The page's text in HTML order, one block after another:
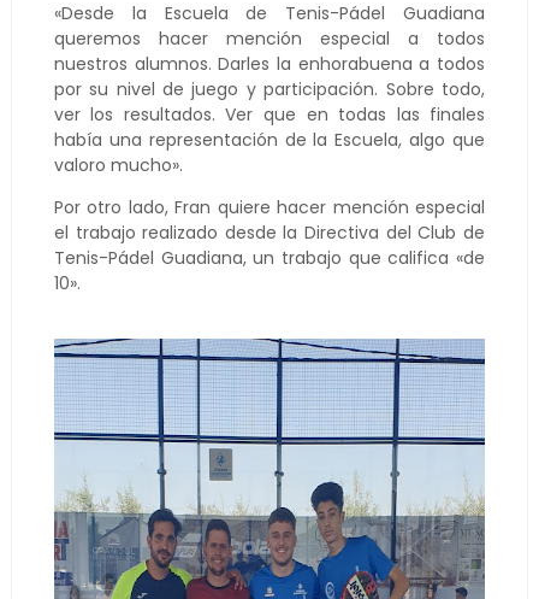
«Desde la Escuela de Tenis-Pádel Guadiana
queremos hacer mención especial a todos
nuestros alumnos. Darles la enhorabuena a todos
por su nivel de juego y participación. Sobre todo,
ver los resultados. Ver que en todas las finales
había una representación de la Escuela, algo que
valoro mucho».
Por otro lado, Fran quiere hacer mención especial
el trabajo realizado desde la Directiva del Club de
Tenis-Pádel Guadiana, un trabajo que califica «de
10».